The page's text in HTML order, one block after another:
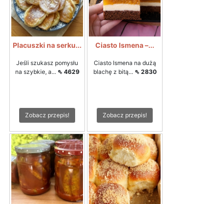
Placuszki na serku...
Jeśli szukasz pomysłu
na szybkie, a... ⇖ 4629
Zobacz przepis!
Ciasto Ismena –...
Ciasto Ismena na dużą
blachę z bitą... ⇖ 2830
Zobacz przepis!